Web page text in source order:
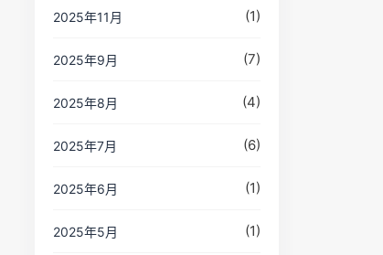
2025年11月 (1)
2025年9月 (7)
2025年8月 (4)
2025年7月 (6)
2025年6月 (1)
2025年5月 (1)